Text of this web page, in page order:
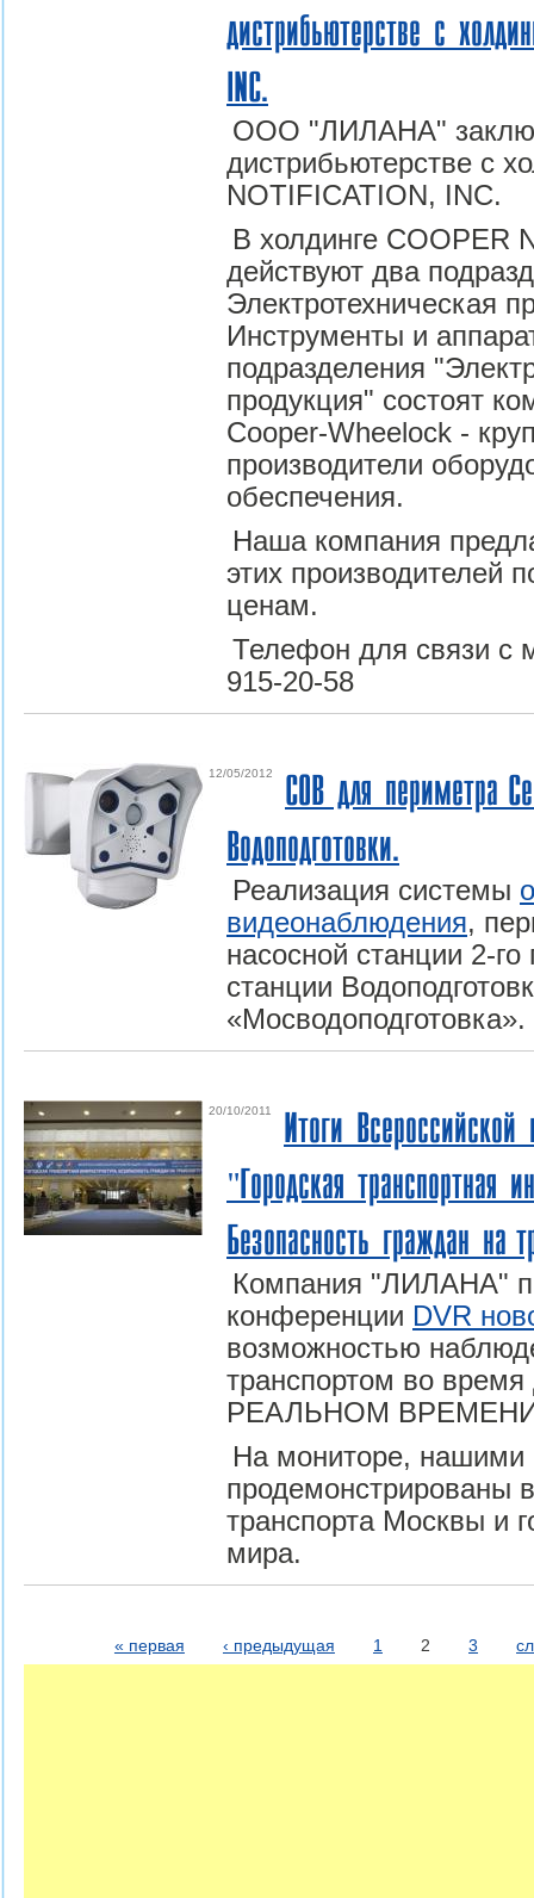
дистрибьютерстве с
INC.
ООО "ЛИЛАНА"
дистрибьютерстве с
NOTIFICATION, INC.
В холдинге COOPER
действуют два
Электротехническая
Инструменты и
подразделения
продукция" состоят
Cooper-Wheelock -
производители
обеспечения.
Наша компания
этих производителей
ценам.
Телефон для связи с
915-20-58
12/05/2012
СОВ для периметра
Водоподготовки.
Реализация системы
видеонаблюдения,
насосной станции 2-
станции
«Мосводоподготовка».
20/10/2011
Итоги
"Городская транспортная
Безопасность граждан на
Компания "ЛИЛАНА"
конференции DVR
возможностью
транспортом во
РЕАЛЬНОМ
На мониторе, нашими
продемонстрированы
транспорта Москвы и
мира.
Страницы
« первая ‹ предыдущая 1 2 3